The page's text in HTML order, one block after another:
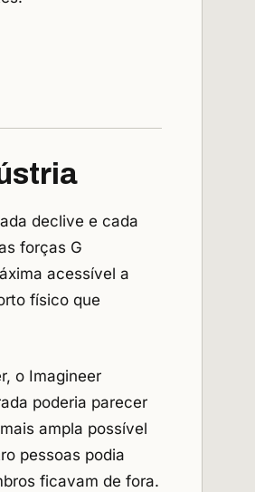
declive e cada
forças G
acessível a
físico que
o Imagineer
poderia parecer
ampla possível
pessoas podia
ficavam de fora.